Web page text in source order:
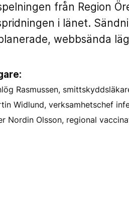
från Region
i länet.
webbsända
Rasmussen,
Widlund, verksamhetschef
Nordin Olsson, regional